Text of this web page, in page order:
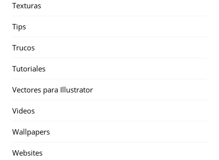
Texturas
Tips
Trucos
Tutoriales
Vectores para Illustrator
Videos
Wallpapers
Websites